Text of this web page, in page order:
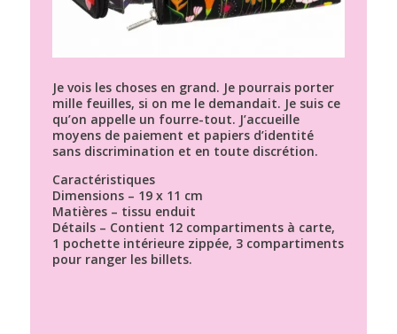
Je vois les choses en grand. Je pourrais porter
mille feuilles, si on me le demandait. Je suis ce
qu’on appelle un fourre-tout. J’accueille
moyens de paiement et papiers d’identité
sans discrimination et en toute discrétion.
Caractéristiques
Dimensions – 19 x 11 cm
Matières – tissu enduit
Détails – Contient 12 compartiments à carte,
1 pochette intérieure zippée, 3 compartiments
pour ranger les billets.